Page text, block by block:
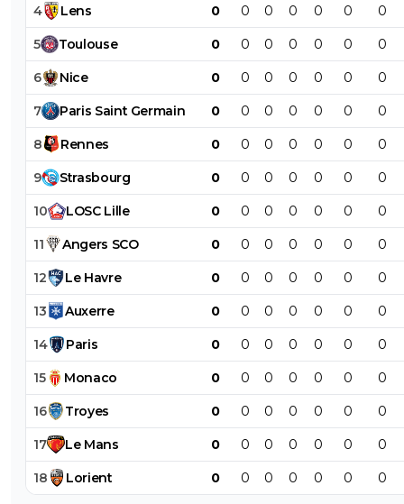
4 Lens 0 0 0 0 0 0 0
5 Toulouse 0 0 0 0 0 0 0
6 Nice 0 0 0 0 0 0 0
7 Paris Saint Germain 0 0 0 0 0 0 0
8 Rennes 0 0 0 0 0 0 0
9 Strasbourg 0 0 0 0 0 0 0
10 LOSC Lille 0 0 0 0 0 0 0
11 Angers SCO 0 0 0 0 0 0 0
12 Le Havre 0 0 0 0 0 0 0
13 Auxerre 0 0 0 0 0 0 0
14 Paris 0 0 0 0 0 0 0
15 Monaco 0 0 0 0 0 0 0
16 Troyes 0 0 0 0 0 0 0
17 Le Mans 0 0 0 0 0 0 0
18 Lorient 0 0 0 0 0 0 0